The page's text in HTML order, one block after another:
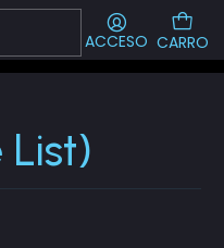
ACCESO CARRO
CL
List)